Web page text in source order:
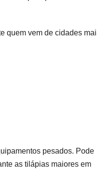
quem vem de cidades
pesados. Pode
as tilápias maiores em